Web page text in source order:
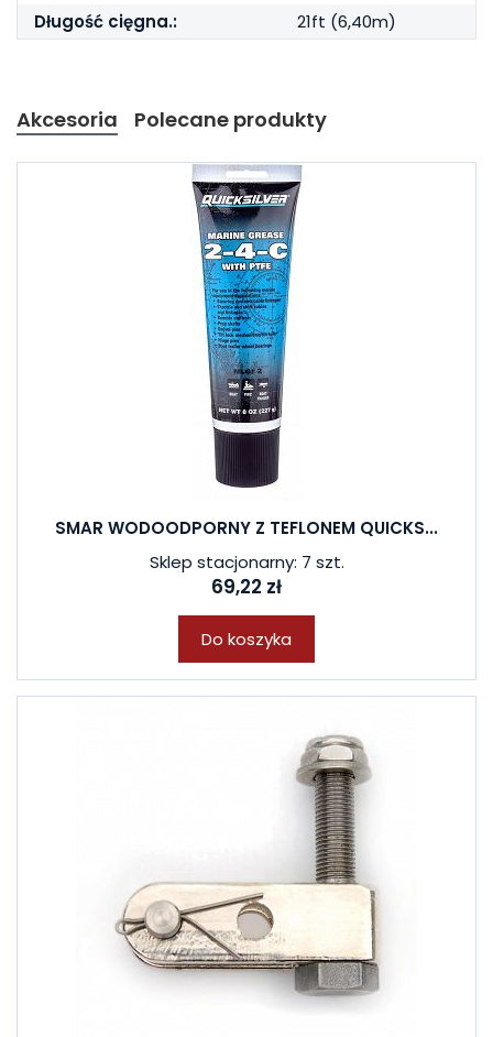
Długość cięgna.:
21ft (6,40m)
Akcesoria Polecane produkty
SMAR WODOODPORNY Z TEFLONEM QUICKS...
Sklep stacjonarny: 7 szt.
69,22 zł
Do koszyka